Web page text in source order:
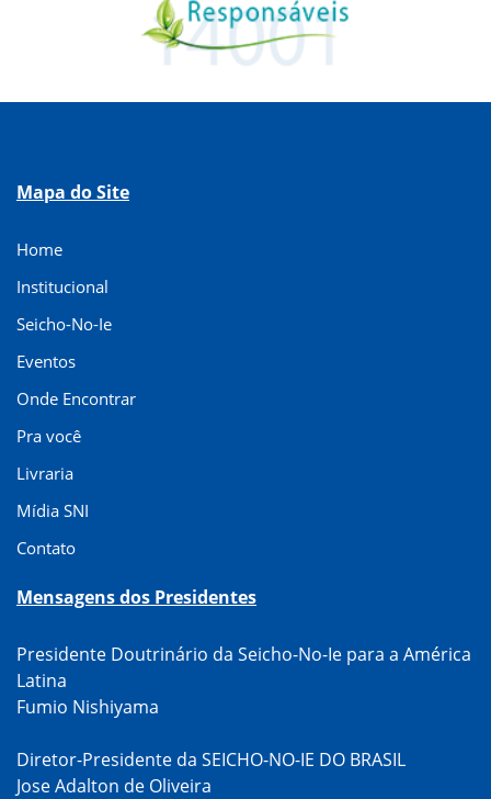
Mapa do Site
Home
Institucional
Seicho-No-Ie
Eventos
Onde Encontrar
Pra você
Livraria
Mídia SNI
Contato
Mensagens dos Presidentes
Presidente Doutrinário da Seicho-No-Ie para a América
Latina
Fumio Nishiyama
Diretor-Presidente da SEICHO-NO-IE DO BRASIL
Jose Adalton de Oliveira